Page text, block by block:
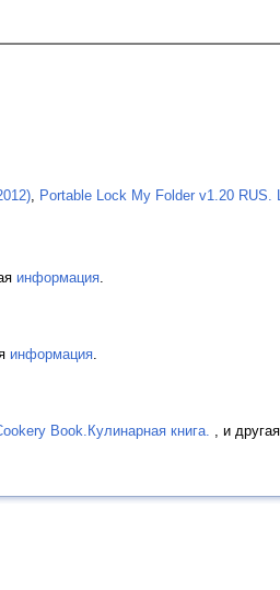
Portable Lock My Folder v1.20
информация
информация
Book.Кулинарная книга. , и другая